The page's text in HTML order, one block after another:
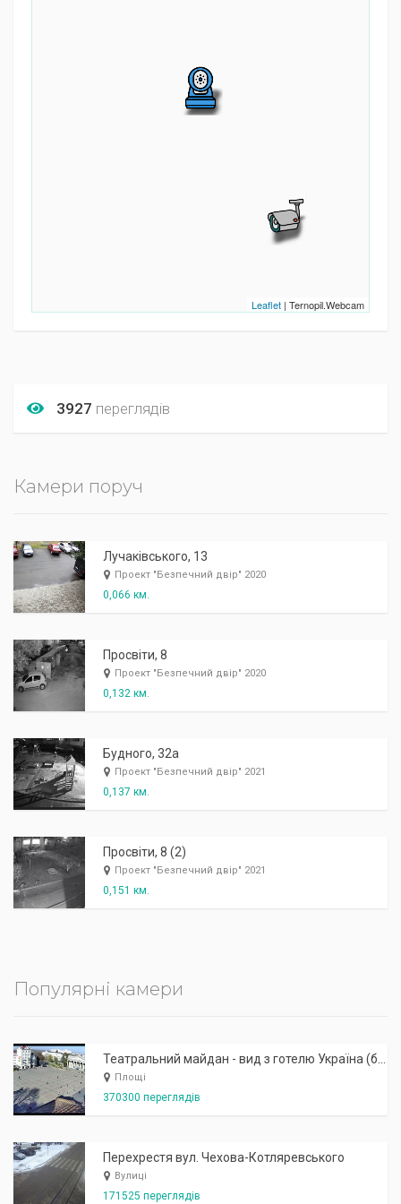
Leaflet | Ternopil.Webcam
3927 переглядів
Камери поруч
Лучаківського, 13
Проект "Безпечний двір" 2020
0,066 км.
Просвіти, 8
Проект "Безпечний двір" 2020
0,132 км.
Будного, 32а
Проект "Безпечний двір" 2021
0,137 км.
Просвіти, 8 (2)
Проект "Безпечний двір" 2021
0,151 км.
Популярні камери
Площі
370300 переглядів
Перехрестя вул. Чехова-Котляревського
Вулиці
171525 переглядів